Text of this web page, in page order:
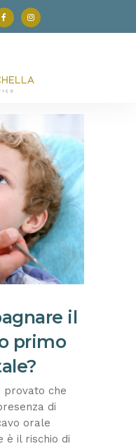
il
primo
provato che
di
orale
è il rischio di